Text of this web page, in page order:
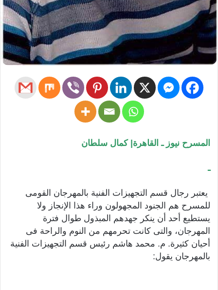
المسرح نيوز ـ القاهرة| كمال سلطان
ـ
يعتبر رجال قسم التجهيزات الفنية بالمهرجان القومى
للمسرح هم الجنود المجهولون وراء هذا الإنجاز ولا
يستطيع أحد أن ينكر جهدهم المبذول طوال فترة
المهرجان، والتى كانت تحرمهم من النوم والراحة فى
أحيان كثيرة. م. محمد هاشم رئيس قسم التجهيزات الفنية
بالمهرجان يقول: